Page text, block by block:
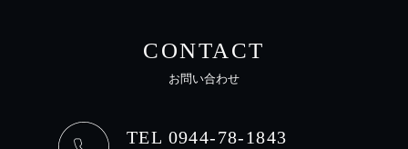
CONTACT
お問い合わせ
TEL 0944-78-1843